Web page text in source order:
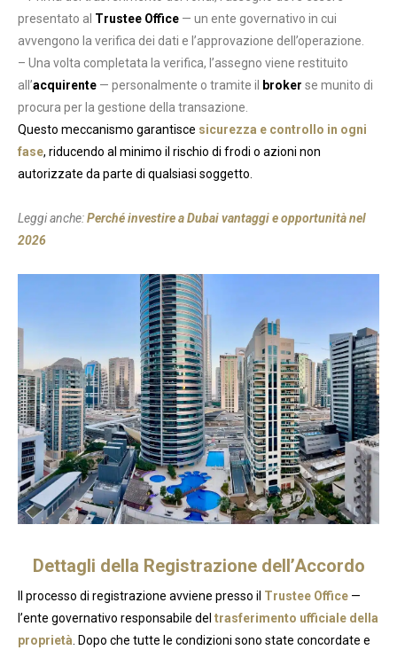
presentato al Trustee Office — un ente governativo in cui
avvengono la verifica dei dati e l’approvazione dell’operazione.
– Una volta completata la verifica, l’assegno viene restituito
all’acquirente — personalmente o tramite il broker se munito di
procura per la gestione della transazione.
Questo meccanismo garantisce sicurezza e controllo in ogni
fase, riducendo al minimo il rischio di frodi o azioni non
autorizzate da parte di qualsiasi soggetto.
Leggi anche:Perché investire a Dubai vantaggi e opportunità nel
2026
Dettagli della Registrazione dell’Accordo
Il processo di registrazione avviene presso il Trustee Office —
l’ente governativo responsabile del trasferimento ufficiale della
proprietà . Dopo che tutte le condizioni sono state concordate e